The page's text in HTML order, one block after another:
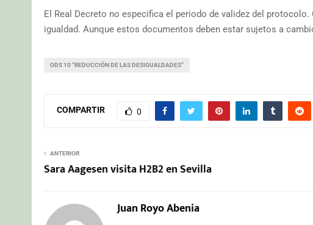
El Real Decreto no especifica el periodo de validez del
igualdad. Aunque estos documentos deben estar sujetos a
ODS 10 “REDUCCIÓN DE LAS DESIGUALDADES”
COMPARTIR 0
ANTERIOR
Sara Aagesen visita H2B2 en Sevilla
Juan Royo Abenia